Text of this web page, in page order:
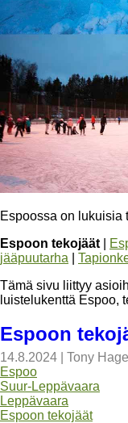
Espoossa on lukuisia
Espoon tekojäät
jääpuutarha
Tämä sivu liittyy
luistelukenttä Espoo,
Espoon
14.8.2024
Tony
Espoo
Suur-Leppävaara
Leppävaara
Espoon tekojäät